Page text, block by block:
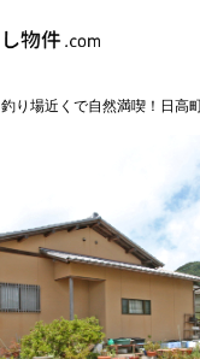
釣り場近くで自然満喫！日高